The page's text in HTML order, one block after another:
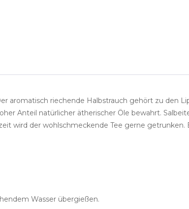
aromatisch riechende Halbstrauch gehört zu den
Anteil natürlicher ätherischer Öle bewahrt.
wird der wohlschmeckende Tee gerne getrunken.
Wasser übergießen.